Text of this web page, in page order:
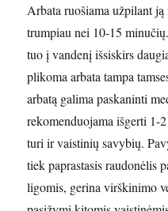
Arbata ruošiama užpilant
trumpiau nei 10-15
tuo į vandenį išsiskirs
plikoma arbata tampa
arbatą galima paskaninti
rekomenduojama išgerti 1-
turi ir vaistinių savybių.
tiek paprastasis raudonėlis
ligomis, gerina virškinimo